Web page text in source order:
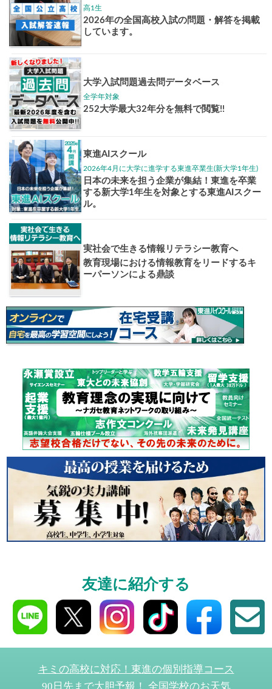
大学入試偏差値ランキング
お知らせ・イベント
1日体験
高3生・高2生・高1生対
東進の実力講師陣
導を今すぐ体験!!
個別相談
高3生・高2生・高1生と
受験や高校の成績
ください！
高3生・高2生・高1生対
資料請求・イベン
ら！
友達に紹介する
キミの高校に対応！東進の個別指導コース
90日先まで大胆予報！ 全国学校のお天気